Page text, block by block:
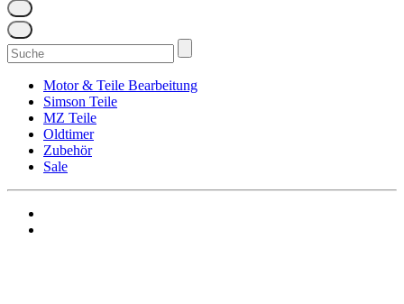
Suchen
nach:
Motor & Teile Bearbeitung
Simson Teile
MZ Teile
Oldtimer
Zubehör
Sale